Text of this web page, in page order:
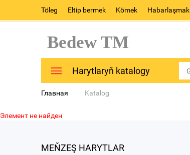
Töleg Eltip bermek Kömek Habarlaşmak
Bedew TM
Harytlaryň katalogy
Главная Katalog
Элемент не найден
MEŇZEŞ HARYTLAR